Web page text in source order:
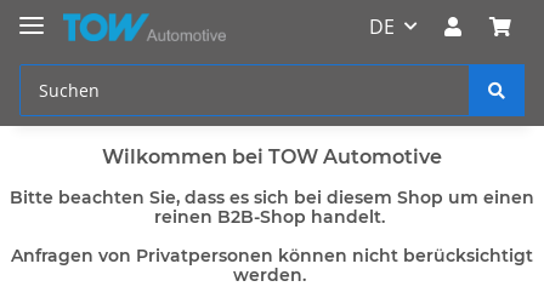
DE
Wilkommen bei TOW Automotive
Bitte beachten Sie, dass es sich bei diesem Shop um einen
reinen B2B-Shop handelt.
Anfragen von Privatpersonen können nicht berücksichtigt
werden.